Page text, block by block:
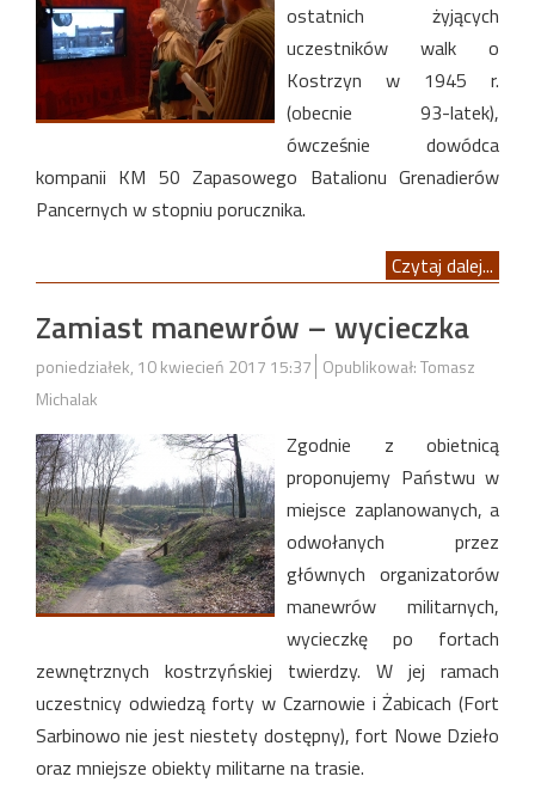
ostatnich żyjących
uczestników walk o
Kostrzyn w 1945 r.
(obecnie 93-latek),
ówcześnie dowódca
kompanii KM 50 Zapasowego Batalionu Grenadierów
Pancernych w stopniu porucznika.
Czytaj dalej...
Zamiast manewrów – wycieczka
poniedziałek, 10 kwiecień 2017 15:37 Opublikował: Tomasz
Michalak
Zgodnie z obietnicą
proponujemy Państwu w
miejsce zaplanowanych, a
odwołanych przez
głównych organizatorów
manewrów militarnych,
wycieczkę po fortach
zewnętrznych kostrzyńskiej twierdzy. W jej ramach
uczestnicy odwiedzą forty w Czarnowie i Żabicach (Fort
Sarbinowo nie jest niestety dostępny), fort Nowe Dzieło
oraz mniejsze obiekty militarne na trasie.